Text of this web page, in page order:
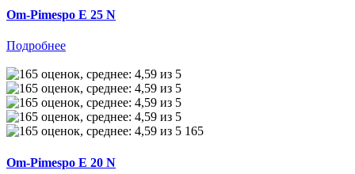
Om-Pimespo E 25 N
Подробнее
165
Om-Pimespo E 20 N